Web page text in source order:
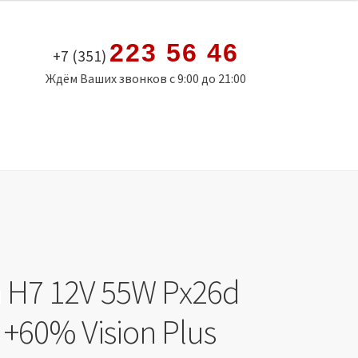
+7 (351) 223 56 46
Ждём Ваших звонков с 9:00 до 21:00
12V 55W Px26d
Vision Plus